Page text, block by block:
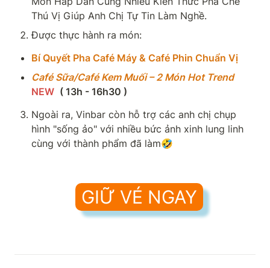
Thú Vị Giúp Anh Chị Tự Tin Làm Nghề.
Được thực hành ra món:
Bí Quyết Pha Café Máy & Café Phin Chuẩn Vị
Café Sữa/Café Kem Muối – 2 Món Hot Trend
NEW ( 13h - 16h30 )
Ngoài ra, Vinbar còn hỗ trợ các anh chị chụp
hình "sống ảo" với nhiều bức ảnh xinh lung linh
cùng với thành phẩm đã làm🤣
GIỮ VÉ NGAY